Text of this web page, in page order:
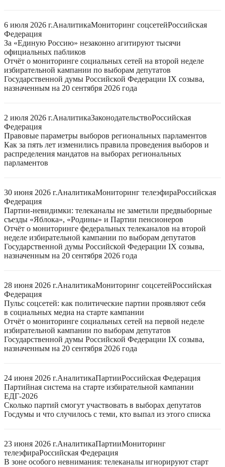
6 июля 2026 г.АналитикаМониторинг соцсетейРоссийская
Федерация
За «Единую Россию» незаконно агитируют тысячи
официальных пабликов
Отчёт о мониторинге социальных сетей на второй неделе
избирательной кампании по выборам депутатов
Государственной думы Российской Федерации IX созыва,
назначенным на 20 сентября 2026 года
2 июля 2026 г.АналитикаЗаконодательствоРоссийская
Федерация
Правовые параметры выборов региональных парламентов
Как за пять лет изменились правила проведения выборов и
распределения мандатов на выборах региональных
парламентов
30 июня 2026 г.АналитикаМониторинг телеэфираРоссийская
Федерация
Партии-невидимки: телеканалы не заметили предвыборные
съезды «Яблока», «Родины» и Партии пенсионеров
Отчёт о мониторинге федеральных телеканалов на второй
неделе избирательной кампании по выборам депутатов
Государственной думы Российской Федерации IX созыва,
назначенным на 20 сентября 2026 года
28 июня 2026 г.АналитикаМониторинг соцсетейРоссийская
Федерация
Пульс соцсетей: как политические партии проявляют себя
в социальных медиа на старте кампании
Отчёт о мониторинге социальных сетей на первой неделе
избирательной кампании по выборам депутатов
Государственной думы Российской Федерации IX созыва,
назначенным на 20 сентября 2026 года
24 июня 2026 г.АналитикаПартииРоссийская Федерация
Партийная система на старте избирательной кампании
ЕДГ-2026
Сколько партий смогут участвовать в выборах депутатов
Госдумы и что случилось с теми, кто выпал из этого списка
23 июня 2026 г.АналитикаПартииМониторинг
телеэфираРоссийская Федерация
В зоне особого невнимания: телеканалы игнорируют старт